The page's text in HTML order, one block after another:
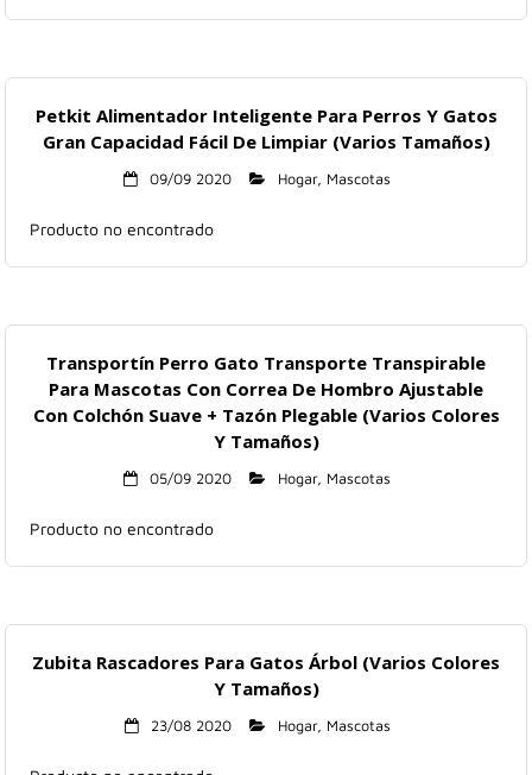
Petkit Alimentador Inteligente Para Perros Y Gatos
Gran Capacidad Fácil De Limpiar (Varios Tamaños)
09/09 2020 Hogar, Mascotas
Producto no encontrado
Transportín Perro Gato Transporte Transpirable
Para Mascotas Con Correa De Hombro Ajustable
Con Colchón Suave + Tazón Plegable (Varios Colores
Y Tamaños)
05/09 2020 Hogar, Mascotas
Producto no encontrado
Zubita Rascadores Para Gatos Árbol (Varios Colores
Y Tamaños)
23/08 2020 Hogar, Mascotas